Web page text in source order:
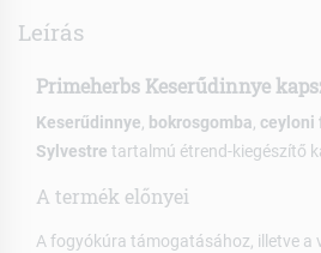
Leírás
Primeherbs Keserűdinnye
Keserűdinnye bokrosgomba ceyloni
Sylvestre tartalmú étrend-kiegészítő
A termék előnyei
A fogyókúra támogatásához, illetve a